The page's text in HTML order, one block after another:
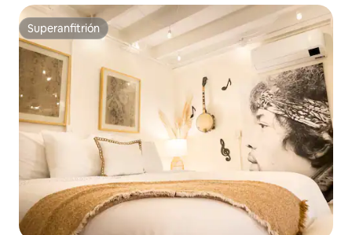
Superanfitrión
Superanfitrión